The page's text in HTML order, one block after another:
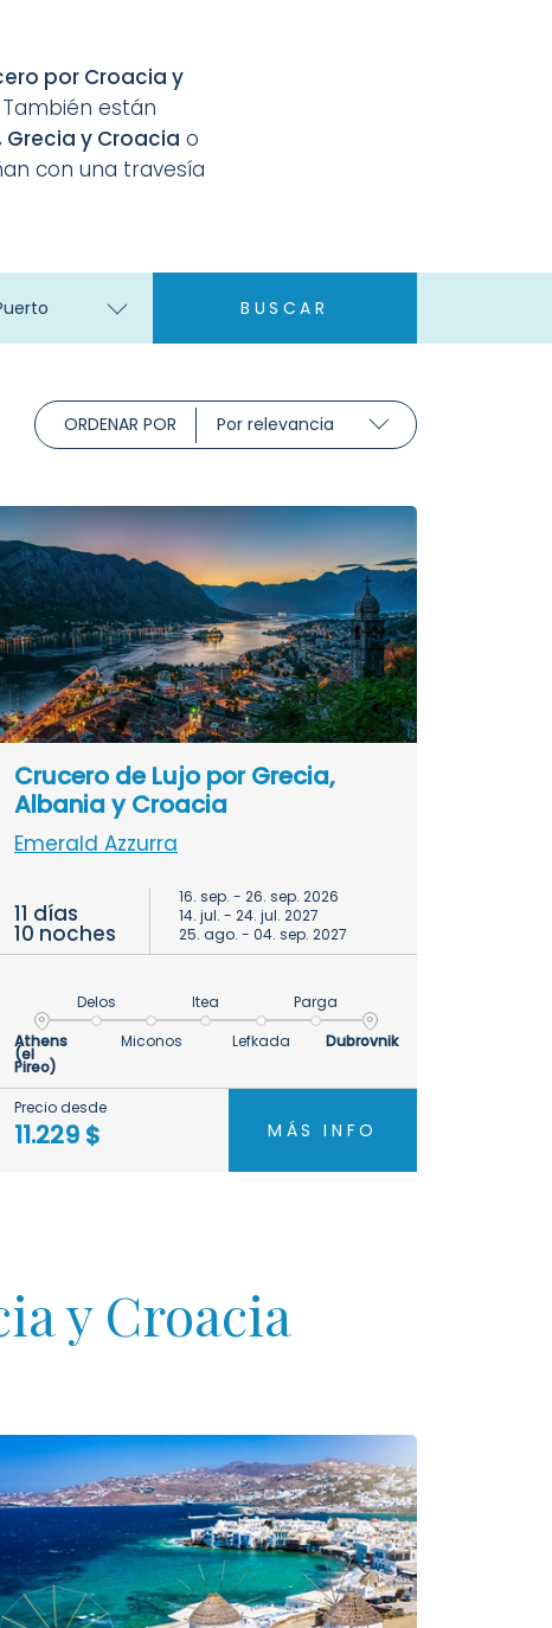
por Croacia y
están
y Croacia o
con una travesía
BUSCAR
ORDENAR POR Por relevancia
Crucero de Lujo por Grecia,
Albania y Croacia
Emerald Azzurra
11 días
10 noches
16. sep. - 26. sep. 2026
14. jul. - 24. jul. 2027
25. ago. - 04. sep. 2027
Athens
(el
Pireo)
Delos
Miconos
Itea
Lefkada
Parga
Dubrovnik
Precio desde
11.229 $ MÁS INFO
y Croacia